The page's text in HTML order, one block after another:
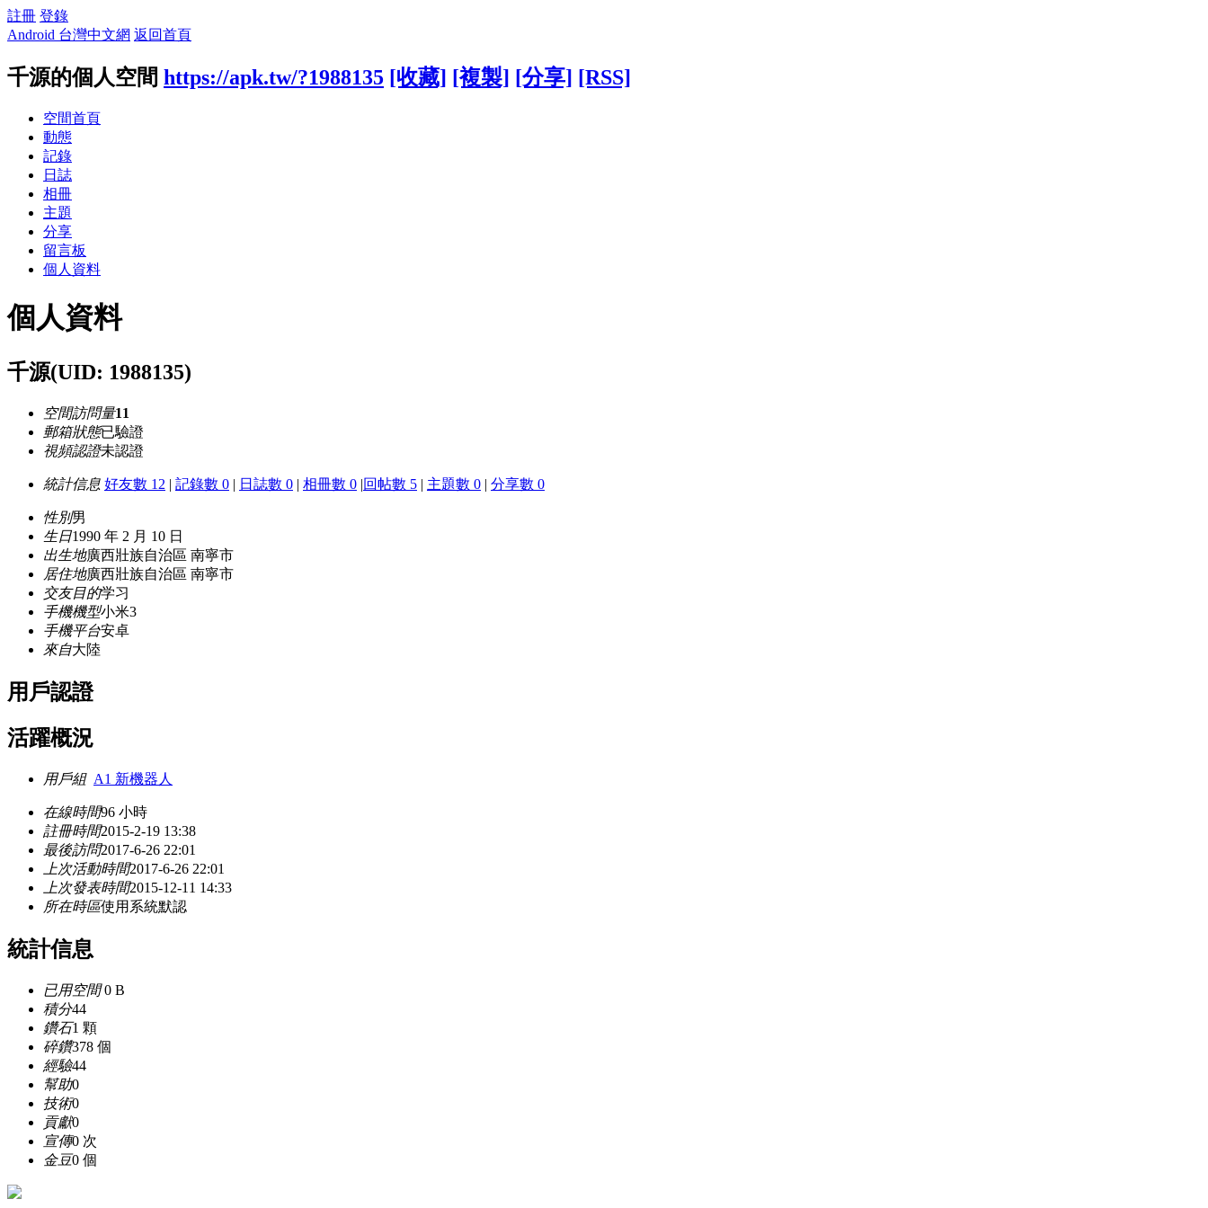
註冊 登錄
Android 台灣中文網 返回首頁
千源的個人空間 https://apk.tw/?1988135 [收藏] [複製] [分享] [RSS]
空間首頁
動態
記錄
日誌
相冊
主題
分享
留言板
個人資料
個人資料
千源(UID: 1988135)
空間訪問量11
郵箱狀態已驗證
視頻認證未認證
統計信息 好友數 12 | 記錄數 0 | 日誌數 0 | 相冊數 0 |回帖數 5 | 主題數 0 | 分享數 0
性別男
生日1990 年 2 月 10 日
出生地廣西壯族自治區 南寧市
居住地廣西壯族自治區 南寧市
交友目的学习
手機機型小米3
手機平台安卓
來自大陸
用戶認證
活躍概況
用戶組 A1 新機器人
在線時間96 小時
註冊時間2015-2-19 13:38
最後訪問2017-6-26 22:01
上次活動時間2017-6-26 22:01
上次發表時間2015-12-11 14:33
所在時區使用系統默認
統計信息
已用空間0 B
積分44
鑽石1 顆
碎鑽378 個
經驗44
幫助0
技術0
貢獻0
宣傳0 次
金豆0 個